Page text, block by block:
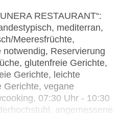
RESTAURANT“:
mediterran,
Meeresfrüchte,
Reservierung
glutenfreie Gerichte,
Gerichte, leichte
Gerichte, vegane
07:30 Uhr - 10:30
angemessene